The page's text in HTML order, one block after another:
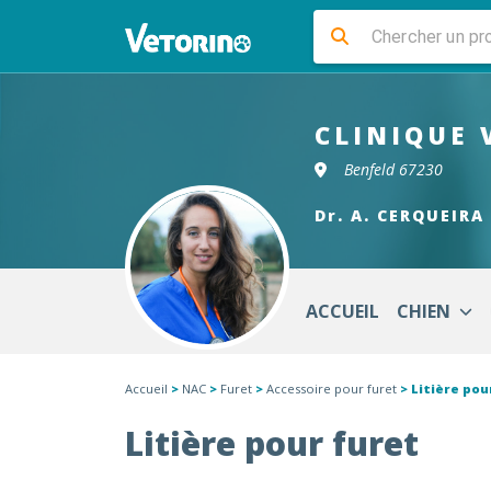
CLINIQUE
Benfeld 67230
Dr. A. CERQUEIRA
ACCUEIL CHIEN
Accueil > NAC > Furet > Accessoire pour furet > Litière
Litière pour furet